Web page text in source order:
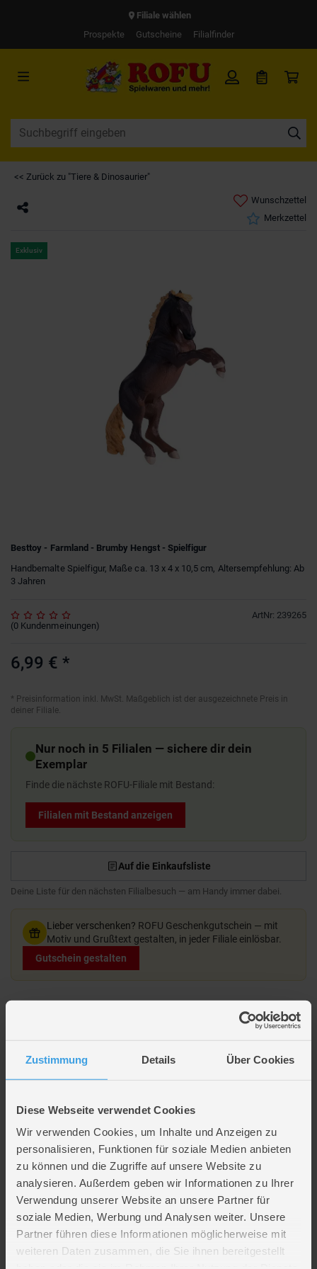
Zustimmung Details Über Cookies
Diese Webseite verwendet Cookies
Wir verwenden Cookies, um Inhalte und Anzeigen zu
personalisieren, Funktionen für soziale Medien anbieten
zu können und die Zugriffe auf unsere Website zu
analysieren. Außerdem geben wir Informationen zu Ihrer
Verwendung unserer Website an unsere Partner für
soziale Medien, Werbung und Analysen weiter. Unsere
Partner führen diese Informationen möglicherweise mit
weiteren Daten zusammen, die Sie ihnen bereitgestellt
Filiale wählen
Prospekte
Gutscheine Filialfinder
<< Zurück zu "Tiere & Dinosaurier"
Wunschzettel
Merkzettel
Exklusiv
Besttoy - Farmland - Brumby Hengst - Spielfigur
Handbemalte Spielfigur, Maße ca. 13 x 4 x 10,5 cm, Altersempfehlung: Ab
3 Jahren
ArtNr: 239265
(0 Kundenmeinungen)
6,99 € *
* Preisinformation inkl. MwSt. Maßgeblich ist der ausgezeichnete Preis in
deiner Filiale.
Nur noch in 5 Filialen — sichere dir dein
Exemplar
Finde die nächste ROFU-Filiale mit Bestand:
Filialen mit Bestand anzeigen
Auf die Einkaufsliste
Deine Liste für den nächsten Filialbesuch — am Handy immer dabei.
Lieber verschenken? ROFU Geschenkgutschein — mit
Motiv und Grußtext gestalten, in jeder Filiale einlösbar.
Gutschein gestalten
Lieferumfang: 1 x Pferde-Spielfigur
Altersempfehlung: ab 3 Jahren
Hersteller: Besttoy
Hersteller-Artikelnr.: 381060
Artikelmerkmale
Verpackungsmaße
Länge ca. 8,8 cm
Breite ca. 14,9 cm